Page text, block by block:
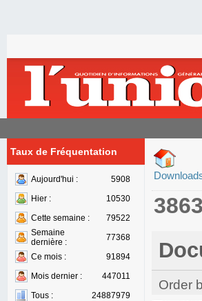
Taux de Fréquentation
Aujourd'hui :
5908
Hier :
10530
Cette semaine :
79522
Semaine
dernière :
77368
Ce mois :
91894
Mois dernier :
447011
Tous :
24887979
Order